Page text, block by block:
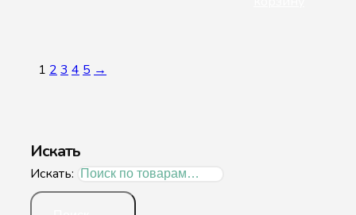
1 2 3 4 5 →
Искать
Искать: